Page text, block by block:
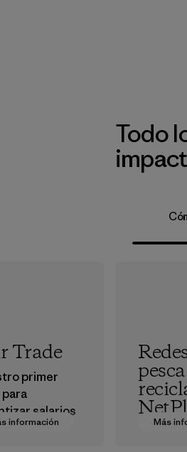
Todo
información
Trade
primer
para
salarios
en nuestra
Más
pesca